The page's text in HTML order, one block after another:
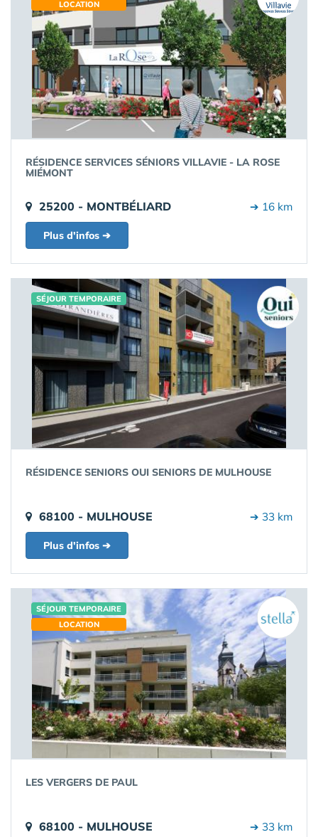
LOCATION
RÉSIDENCE SERVICES SÉNIORS VILLAVIE - LA ROSE
MIÉMONT
25200 - MONTBÉLIARD ➔ 16 km
Plus d'infos ➔
SÉJOUR TEMPORAIRE
RÉSIDENCE SENIORS OUI SENIORS DE MULHOUSE
68100 - MULHOUSE ➔ 33 km
Plus d'infos ➔
SÉJOUR TEMPORAIRE
LOCATION
LES VERGERS DE PAUL
68100 - MULHOUSE ➔ 33 km